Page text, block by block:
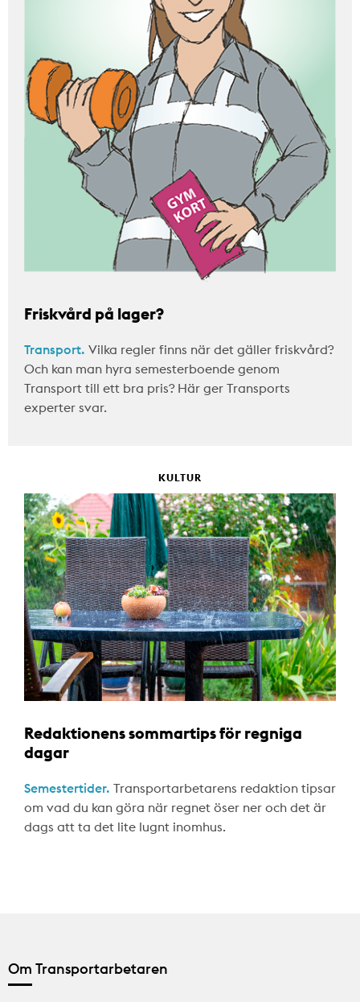
Friskvård på lager?
Transport. Vilka regler finns när det gäller friskvård?
Och kan man hyra semesterboende genom
Transport till ett bra pris? Här ger Transports
experter svar.
KULTUR
Redaktionens sommartips för regniga
dagar
Semestertider. Transportarbetarens redaktion tipsar
om vad du kan göra när regnet öser ner och det är
dags att ta det lite lugnt inomhus.
Om Transportarbetaren